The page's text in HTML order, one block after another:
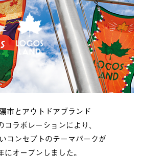
市とアウトドアブランド
コラボレーションにより、
コンセプトのテーマパークが
にオープンしました。